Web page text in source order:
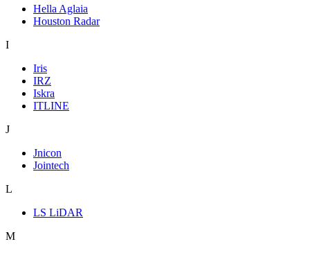
Hella Aglaia
Houston Radar
I
Iris
IRZ
Iskra
ITLINE
J
Jnicon
Jointech
L
LS LiDAR
M